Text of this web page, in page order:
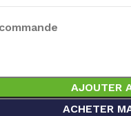
AJOUTER
ACHETER